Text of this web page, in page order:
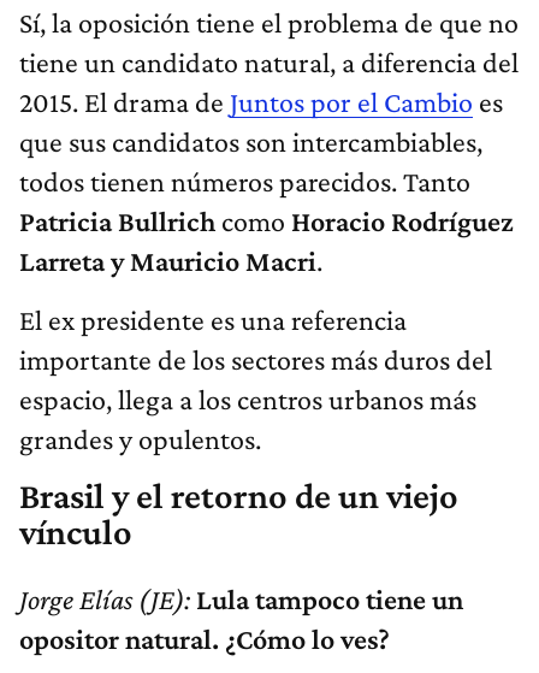
Sí, la oposición tiene el problema de que no
tiene un candidato natural, a diferencia del
2015. El drama de Juntos por el Cambio es
que sus candidatos son intercambiables,
todos tienen números parecidos. Tanto
Patricia Bullrich como Horacio Rodríguez
Larreta y Mauricio Macri.
El ex presidente es una referencia
importante de los sectores más duros del
espacio, llega a los centros urbanos más
grandes y opulentos.
Brasil y el retorno de un viejo
vínculo
Jorge Elías (JE): Lula tampoco tiene un
opositor natural. ¿Cómo lo ves?